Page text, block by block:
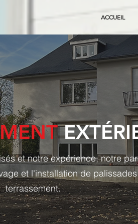
ACCUEIL
et notre expérience, notre
et l'installation de
terrassement.